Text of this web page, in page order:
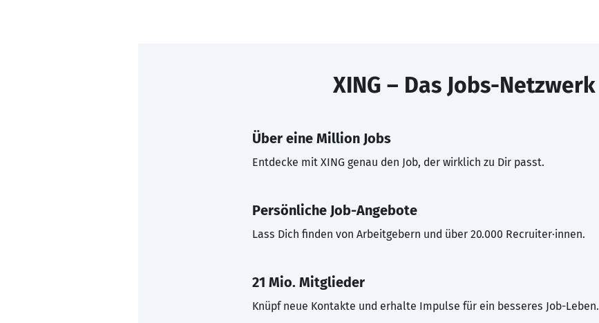
XING – Das Jobs-Netzwerk
Über eine Million Jobs
Entdecke mit XING genau den Job, der wirklich zu Dir passt.
Persönliche Job-Angebote
Lass Dich finden von Arbeitgebern und über 20.000 Recruiter·innen.
21 Mio. Mitglieder
Knüpf neue Kontakte und erhalte Impulse für ein besseres Job-Leben.